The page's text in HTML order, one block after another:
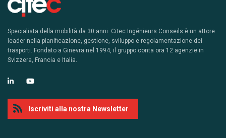
Specialista della mobilità da 30 anni. Citec Ingénieurs Conseils è un attore
leader nella pianificazione, gestione, sviluppo e regolamentazione dei
trasporti. Fondato a Ginevra nel 1994, il gruppo conta ora 12 agenzie in
Svizzera, Francia e Italia.
Iscriviti alla nostra Newsletter